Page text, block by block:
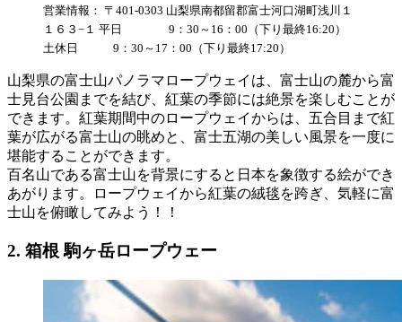
営業情報： 〒401-0303 山梨県南都留郡富士河口湖町浅川１
１６３−１ 平日 9：30～16：00（下り最終16:20）
土休日 9：30～17：00（下り最終17:20）
山梨県の富士山パノラマロープウェイは、富士山の麓から富
士見台公園までを結び、紅葉の季節には絶景を楽しむことが
できます。紅葉期間中のロープウェイからは、五合目まで紅
葉が広がる富士山の眺めと、富士五湖の美しい風景を一度に
堪能することができます。
百名山である富士山を背景にすると日本を象徴する絵ができ
あがります。ロープウェイから紅葉の絨毯を跨ぎ、気軽に富
士山を俯瞰してみよう！！
2. 箱根 駒ヶ岳ロープウェー